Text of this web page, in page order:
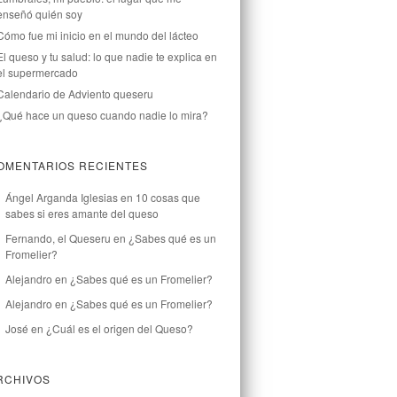
quién soy
fue mi inicio en el mundo del lácteo
queso y tu salud: lo que nadie te explica en
supermercado
de Adviento queseru
hace un queso cuando nadie lo mira?
RECIENTES
Ángel Arganda Iglesiasen 10 cosas que
sabes si eres amante del queso
Fernando, el Queseru en ¿Sabes qué es un
Fromelier?
Alejandro en ¿Sabes qué es un Fromelier?
Alejandro en ¿Sabes qué es un Fromelier?
José en ¿Cuál es el origen del Queso?